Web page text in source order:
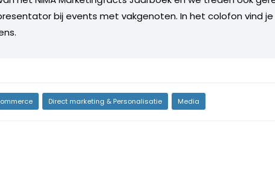
bij events met vakgenoten. In het colofon vind je
Direct marketing & Personalisatie Media